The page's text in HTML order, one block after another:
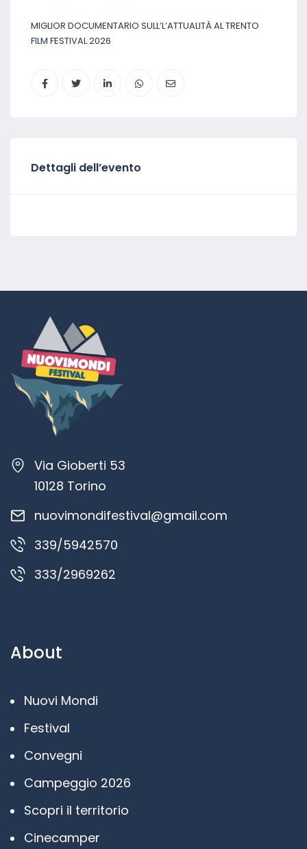
MIGLIOR DOCUMENTARIO SULL’L’ATTUALITÀ AL TRENTO
FILM FESTIVAL 2026
Dettagli dell’evento
Via Gioberti 53
10128 Torino
nuovimondifestival@gmail.com
339/5942570
333/2969262
About
Nuovi Mondi
Festival
Convegni
Campeggio 2026
Scopri il territorio
Cinecamper